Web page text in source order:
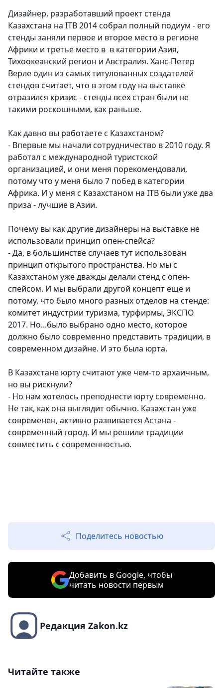
Дизайнер, разработавший проект стенда
Казахстана на ITB 2014 собрал полный подиум - его
стенды заняли первое и второе место в регионе
Африки и третье место в в категории Азия,
Тихоокеанский регион и Австралия. Ханс-Петер
Верле один из самых титулованных создателей
стендов считает, что в этом году на выставке
отразился кризис - стенды всех стран были не
такими роскошными, как раньше.
Как давно вы работаете с Казахстаном?
- Впервые мы начали сотрудничество в 2010 году. Я
работал с международной туристской
организацией, и они меня порекомендовали,
потому что у меня было 7 побед в категории
Африка. И у меня с Казахстаном на ITB были уже два
приза - лучшие в Азии.
Почему вы как другие дизайнеры на выставке не
использовали принцип опен-спейса?
- Да, в большинстве случаев тут использован
принцип открытого пространства. Но мы с
Казахстаном уже дважды делали стенд с опен-
спейсом. И мы выбрали другой концепт еще и
потому, что было много разных отделов на стенде:
комитет индустрии туризма, турфирмы, ЭКСПО
2017. Но...было выбрано одно место, которое
должно было современно представить традиции, в
современном дизайне. И это была юрта.
В Казахстане юрту считают уже чем-то архаичным,
но вы рискнули?
- Но нам хотелось преподнести юрту современно.
Не так, как она выглядит обычно. Казахстан уже
современен, активно развивается Астана -
современный город. И мы решили традиции
совместить с современностью.
Поделитесь новостью
Добавить в Google, чтобы
читать новости первым
Редакция Zakon.kz
Читайте также